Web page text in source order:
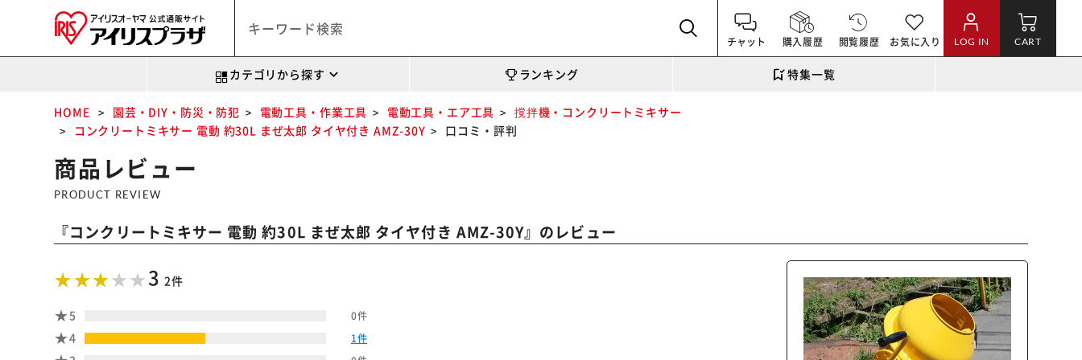
チャット 購入履歴 閲覧履歴 お気に入り LOG IN CART
カテゴリから探す ランキング 特集一覧
HOME 園芸・DIY・防災・防犯 電動工具・作業工具 電動工具・エア工具
撹拌機・コンクリートミキサー
コンクリートミキサー 電動 約30L まぜ太郎 タイヤ付き AMZ-30Y
口コミ・評判
商品レビュー
PRODUCT REVIEW
『コンクリートミキサー 電動 約30L まぜ太郎 タイヤ付き AMZ-30Y』のレビュー
3 2件
5 0件
4 1件